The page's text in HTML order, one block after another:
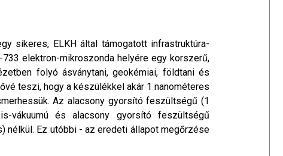
sikeres, ELKH által támogatott infrastruktúra-
elektron-mikroszonda helyére egy korszerű,
folyó ásványtani, geokémiai, földtani és
teszi, hogy a készülékkel akár 1 nanométeres
Az alacsony gyorsító feszültségű (1
vákuumú és alacsony gyorsító feszültségű
Ez utóbbi - az eredeti állapot megőrzése